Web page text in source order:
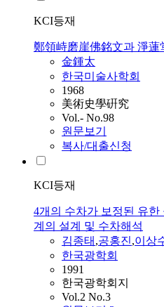
KCI등재
鄭領峙磨崖佛銘文과 淨蓮
金鍾太
한국미술사학회
1968
美術史學硏究
Vol.- No.98
원문보기
복사/대출신청
KCI등재
4개의 수차가 보정된 유한
계의 설계 및 수차해석
김종태 ,공홍진,이상
한국광학회
1991
한국광학회지
Vol.2 No.3